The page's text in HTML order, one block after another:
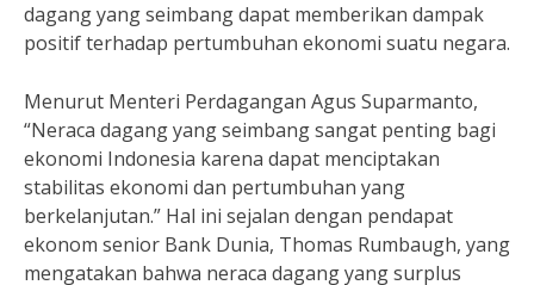
dagang yang seimbang dapat memberikan dampak
positif terhadap pertumbuhan ekonomi suatu negara.
Menurut Menteri Perdagangan Agus Suparmanto,
“Neraca dagang yang seimbang sangat penting bagi
ekonomi Indonesia karena dapat menciptakan
stabilitas ekonomi dan pertumbuhan yang
berkelanjutan.” Hal ini sejalan dengan pendapat
ekonom senior Bank Dunia, Thomas Rumbaugh, yang
mengatakan bahwa neraca dagang yang surplus